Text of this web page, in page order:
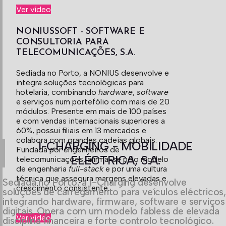
Ver vídeo
NONIUSSOFT - SOFTWARE E
CONSULTORIA PARA
TELECOMUNICAÇÕES, S.A.
Sediada no Porto, a NONIUS desenvolve e
integra soluções tecnológicas para
hotelaria, combinando hardware, software
e serviços num portefólio com mais de 20
módulos. Presente em mais de 100 países
e com vendas internacionais superiores a
60%, possui filiais em 13 mercados e
colabora com grandes cadeias globais.
Fundada por engenheiros de
telecomunicações, afirma-se pelo modelo
de engenharia full-stacke por uma cultura
técnica que assegura margens elevadas e
crescimento consistente.
Ver vídeo
I-CHARGING - MOBILIDADE
ELÉCTRICA, S.A.
Sediada no Porto, a I-Charging desenvolve
soluções de carregamento para veículos eléctricos,
integrando hardware, firmware, software e serviços
digitais. Opera com um modelo fabless de elevada
disciplina financeira e forte controlo tecnológico.